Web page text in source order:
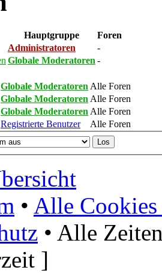
Hauptgruppe
Foren
Administratoren
-
Globale Moderatoren -
Globale Moderatoren Alle Foren
Globale Moderatoren Alle Foren
Globale Moderatoren Alle Foren
Registrierte Benutzer
Alle Foren
• Alle Cookies
• Alle
]